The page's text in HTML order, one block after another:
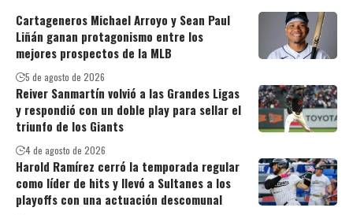
Cartageneros Michael Arroyo y Sean Paul
Liñán ganan protagonismo entre los
mejores prospectos de la MLB
5 de agosto de 2026
Reiver Sanmartín volvió a las Grandes Ligas
y respondió con un doble play para sellar el
triunfo de los Giants
4 de agosto de 2026
Harold Ramírez cerró la temporada regular
como líder de hits y llevó a Sultanes a los
playoffs con una actuación descomunal